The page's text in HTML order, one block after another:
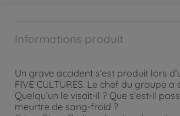
Informations produit
Un grave accident s’est produit lors
FIVE CULTURES. Le chef du groupe a
Quelqu’un le visait-il ? Que s’est-il
meurtre de sang-froid ?